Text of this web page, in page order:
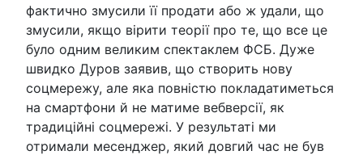
фактично змусили її продати або ж удали, що
змусили, якщо вірити теорії про те, що все це
було одним великим спектаклем ФСБ. Дуже
швидко Дуров заявив, що створить нову
соцмережу, але яка повністю покладатиметься
на смартфони й не матиме вебверсії, як
традиційні соцмережі. У результаті ми
отримали месенджер, який довгий час не був